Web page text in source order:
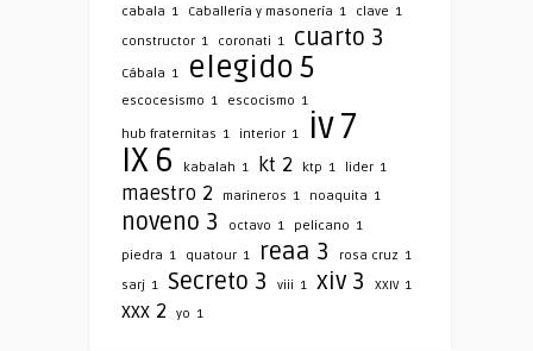
cabala 1 Caballería y masonería 1 clave 1
constructor 1 coronati 1 cuarto 3
Cábala 1 elegido5
escocesismo 1 escocismo 1
hub fraternitas 1 interior 1 iv7
IX 6 kabalah 1 kt 2 ktp 1 lider 1
maestro 2 marineros 1 noaquita 1
noveno 3 octavo 1 pelicano 1
piedra 1 quatour 1 reaa 3 rosa cruz 1
sarj 1 Secreto 3 viii 1 xiv 3 XXIV 1
xxx 2 yo 1